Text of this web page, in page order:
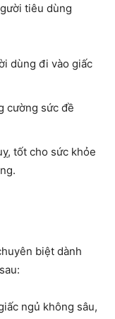
tiêu dùng
dùng đi vào giấc
cường sức đề
tốt cho sức khỏe
biệt dành
ngủ không sâu,